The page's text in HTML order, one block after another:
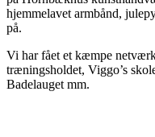
hjemmelavet armbånd,
på.
Vi har fået et kæmpe
træningsholdet, Viggo’s
Badelauget mm.